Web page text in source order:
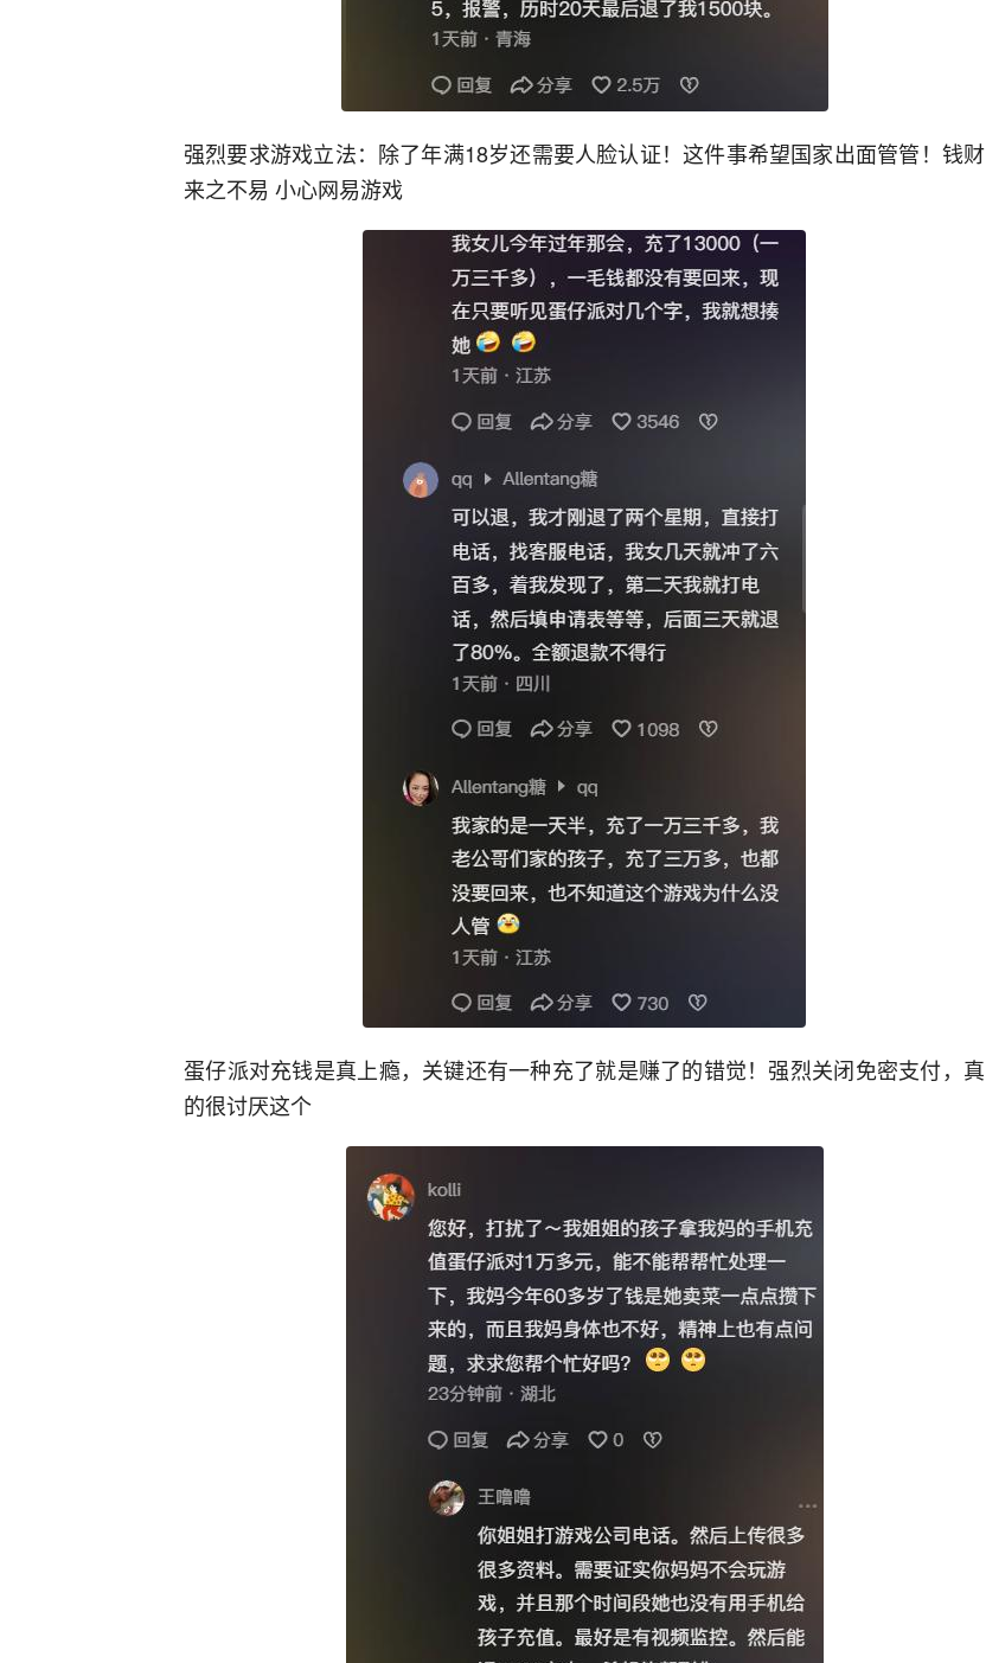
强烈要求游戏立法：除了年满18岁还需要人脸认证！这件事希望国家出面管管！钱财
来之不易 小心网易游戏
蛋仔派对充钱是真上瘾，关键还有一种充了就是赚了的错觉！强烈关闭免密支付，真
的很讨厌这个